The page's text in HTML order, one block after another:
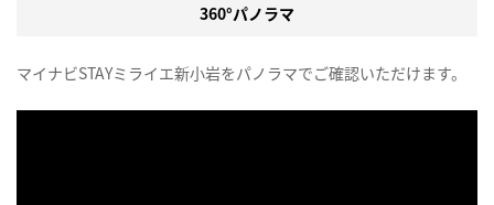
360°パノラマ
マイナビSTAYミライエ新小岩をパノラマでご確認いただけます。